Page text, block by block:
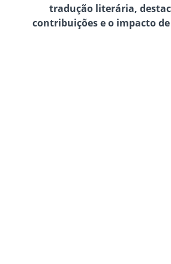
tradução literária,
contribuições e o impacto